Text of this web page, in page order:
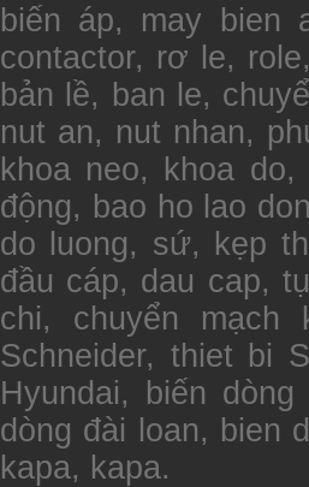
biến áp, may bien
contactor, rơ le,
bản lề, ban le,
nut an, nut nhan,
khoa neo, khoa
động, bao ho lao
do luong, sứ, kẹp
đầu cáp, dau cap,
chi, chuyển mạch
Schneider, thiet bi
Hyundai, biến
dòng đài loan, bien
kapa, kapa.